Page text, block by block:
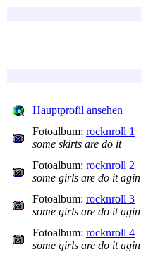
Hauptprofil ansehen
Fotoalbum: rocknroll 1
some skirts are do it
Fotoalbum: rocknroll 2
some girls are do it agin
Fotoalbum: rocknroll 3
some girls are do it agin
Fotoalbum: rocknroll 4
some girls are do it agin